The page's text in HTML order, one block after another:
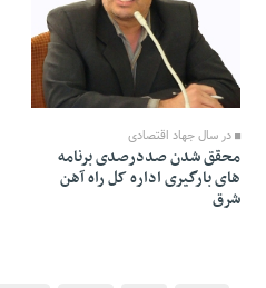
18 Farvardin 1391 - 22:57
در سال جهاد اقتصادی
محقق شدن صددرصدی برنامه
های بارگیری اداره کل راه آهن
شرق